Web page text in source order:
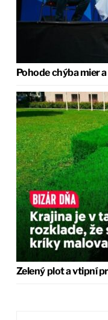
Pohode chýba mier
Zelený plot a vtipní